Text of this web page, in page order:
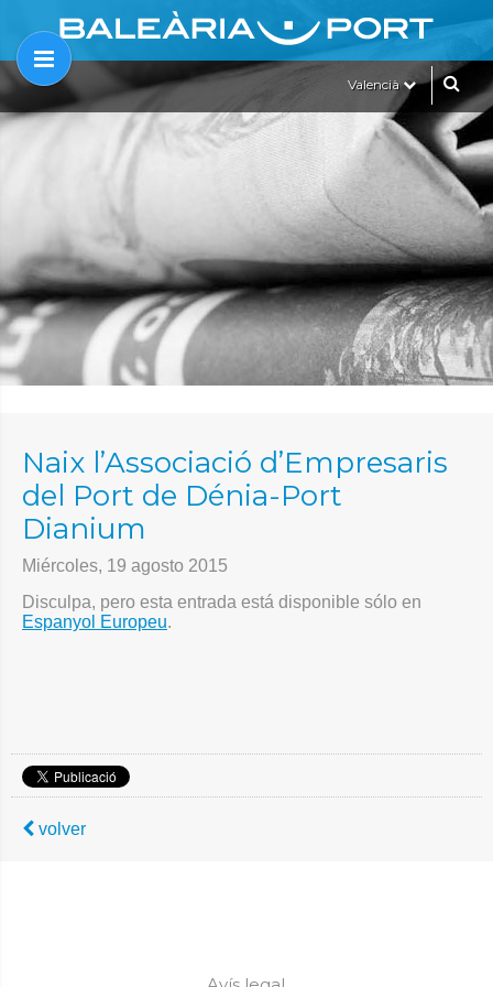
Valencià
Naix l’Associació d’Empresaris
del Port de Dénia-Port
Dianium
Miércoles, 19 agosto 2015
Disculpa, pero esta entrada está disponible sólo en
Espanyol Europeu.
volver